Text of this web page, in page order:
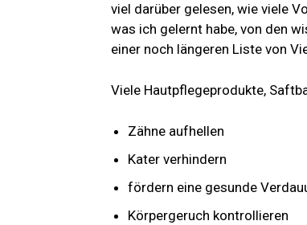
viel darüber gelesen, wie viele
was ich gelernt habe, von den
einer noch längeren Liste von
Viele Hautpflegeprodukte,
Zähne aufhellen
Kater verhindern
fördern eine gesunde
Körpergeruch kontrollieren